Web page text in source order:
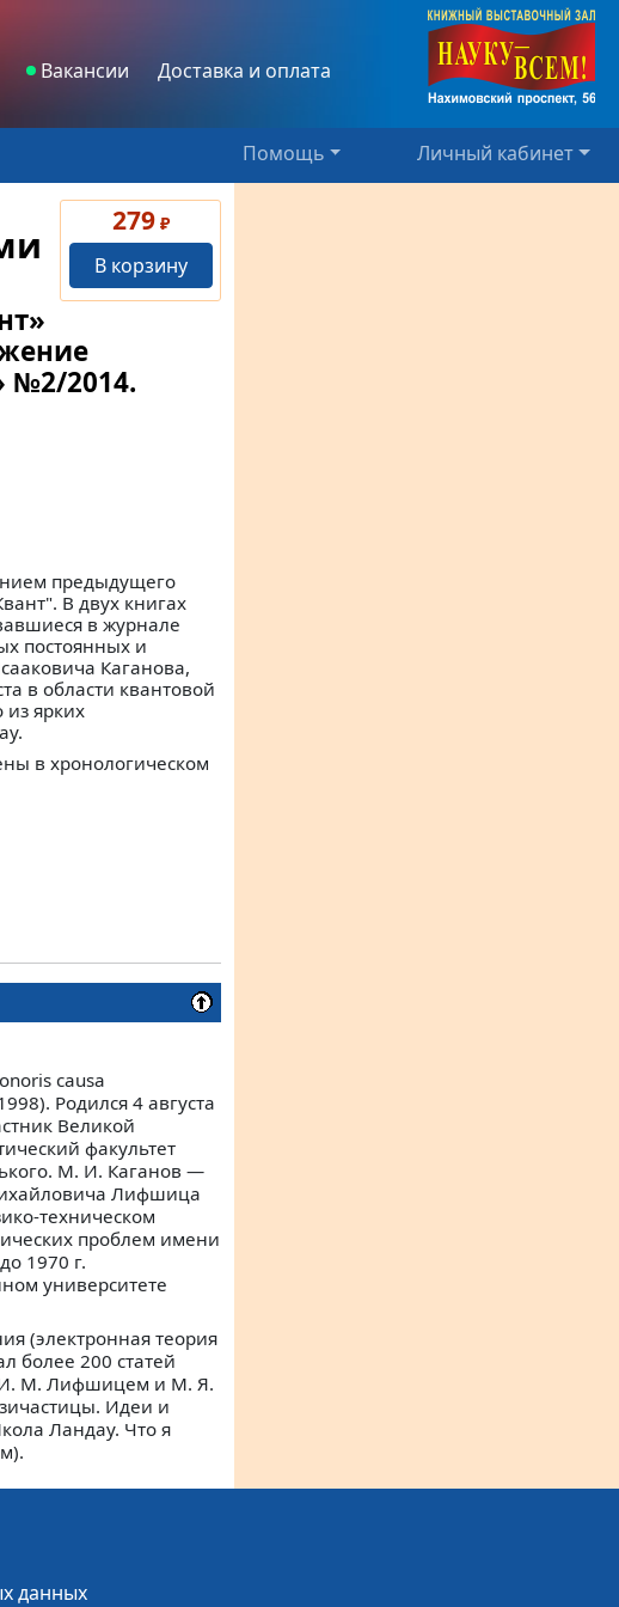
Вакансии
Доставка и оплата
Помощь Личный кабинет
279₽
В корзину
№2/2014.
предыдущего
В двух книгах
в журнале
постоянных и
Каганова,
в области квантовой
из ярких
в хронологическом
causa
Родился 4 августа
Великой
факультет
М. И. Каганов —
Лифшица
техническом
проблем имени
1970 г.
университете
(электронная теория
более 200 статей
И. М. Лифшицем и М. Я.
Идеи и
Ландау. Что я
данных